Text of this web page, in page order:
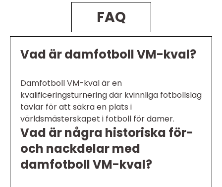
FAQ
Vad är damfotboll VM-kval?
Damfotboll VM-kval är en
kvalificeringsturnering där kvinnliga fotbollslag
tävlar för att säkra en plats i
världsmästerskapet i fotboll för damer.
Vad är några historiska för-
och nackdelar med
damfotboll VM-kval?